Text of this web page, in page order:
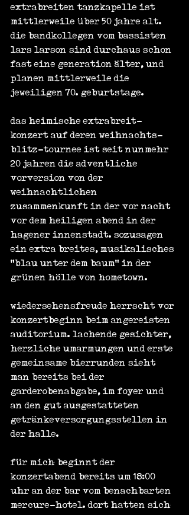
extrabreiten tanzkapelle ist
mittlerweile über 50 jahre alt.
die bandkollegen vom bassisten
lars larson sind durchaus schon
fast eine generation älter, und
planen mittlerweile die
jeweiligen 70. geburtstage.
das heimische extrabreit-
konzert auf deren weihnachts-
blitz-tournee ist seit nunmehr
20 jahren die adventliche
vorversion von der
weihnachtlichen
zusammenkunft in der vor nacht
vor dem heiligen abend in der
hagener innenstadt. sozusagen
ein extra breites, musikalisches
"blau unter dem baum" in der
grünen hölle von hometown.
wiedersehensfreude herrscht vor
konzertbeginn beim angereisten
auditorium. lachende gesichter,
herzliche umarmungen und erste
gemeinsame bierrunden sieht
man bereits bei der
garderobenabgabe, im foyer und
an den gut ausgestatteten
getränkeversorgungsstellen in
der halle.
für mich beginnt der
konzertabend bereits um 18:00
uhr an der bar vom benachbarten
mercure-hotel. dort hatten sich